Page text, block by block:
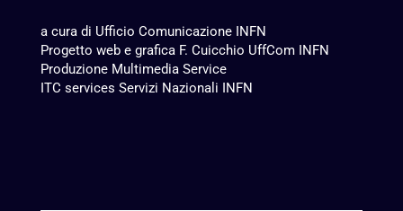
a cura di Ufficio Comunicazione INFN
Progetto web e grafica F. Cuicchio UffCom INFN
Produzione Multimedia Service
ITC services Servizi Nazionali INFN